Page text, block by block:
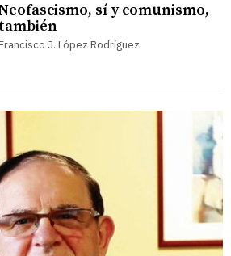
sí y comunismo,
también
J. López Rodríguez